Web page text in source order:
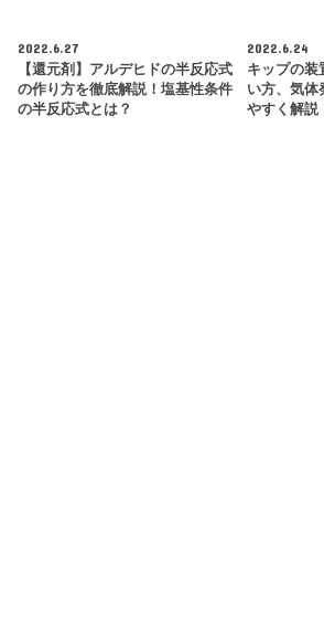
2022.6.27
【還元剤】アルデヒドの半反応式
の作り方を徹底解説！塩基性条件
の半反応式とは？
2022.6.24
キップの装
い方、気体
やすく解説